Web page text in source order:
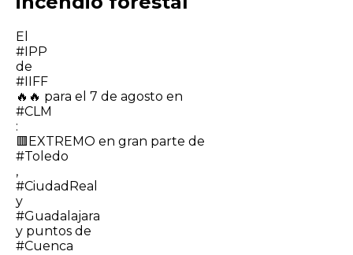
El
#IPP
de
#IIFF
🔥🔥 para el 7 de agosto en
#CLM
:
🟥EXTREMO en gran parte de
#Toledo
,
#CiudadReal
y
#Guadalajara
y puntos de
#Cuenca